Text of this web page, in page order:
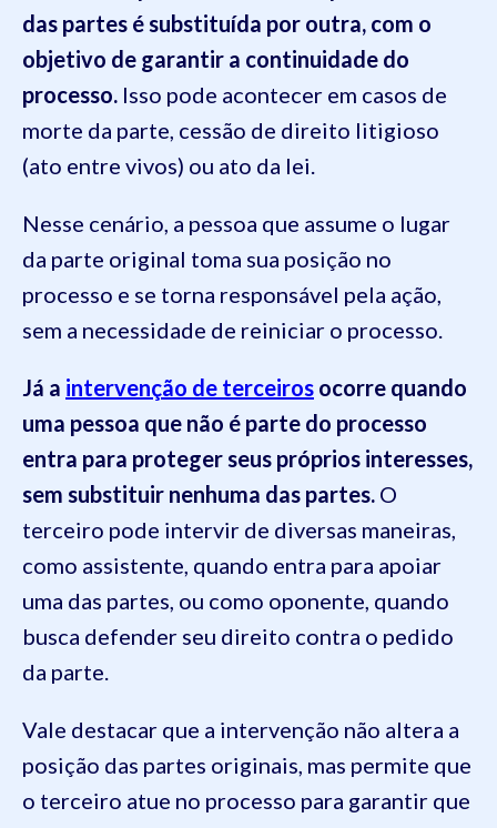
das partes é substituída por outra, com o
objetivo de garantir a continuidade do
processo. Isso pode acontecer em casos de
morte da parte, cessão de direito litigioso
(ato entre vivos) ou ato da lei.
Nesse cenário, a pessoa que assume o lugar
da parte original toma sua posição no
processo e se torna responsável pela ação,
sem a necessidade de reiniciar o processo.
Já a intervenção de terceiros ocorre quando
uma pessoa que não é parte do processo
entra para proteger seus próprios interesses,
sem substituir nenhuma das partes. O
terceiro pode intervir de diversas maneiras,
como assistente, quando entra para apoiar
uma das partes, ou como oponente, quando
busca defender seu direito contra o pedido
da parte.
Vale destacar que a intervenção não altera a
posição das partes originais, mas permite que
o terceiro atue no processo para garantir que